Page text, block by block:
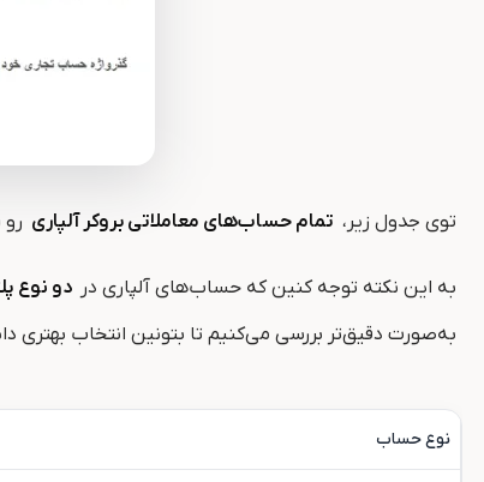
توی جدول زیر، تمام حساب‌های معاملاتی بروکر آلپاری رو
به این نکته توجه کنین که حساب‌های آلپاری در دو نوع
به‌صورت دقیق‌تر بررسی می‌کنیم تا بتونین انتخاب بهتری
نوع حساب